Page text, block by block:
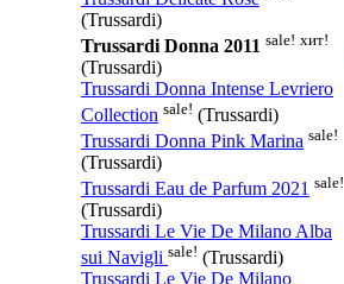
(Trussardi)
Trussardi Donna 2011 sale! хит!
(Trussardi)
Trussardi Donna Intense Levriero
Collection sale! (Trussardi)
Trussardi Donna Pink Marina sale!
(Trussardi)
Trussardi Eau de Parfum 2021 sale!
(Trussardi)
Trussardi Le Vie De Milano Alba
sui Navigli sale! (Trussardi)
Trussardi Le Vie De Milano